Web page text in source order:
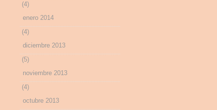
(4)
enero 2014
(4)
diciembre 2013
(5)
noviembre 2013
(4)
octubre 2013